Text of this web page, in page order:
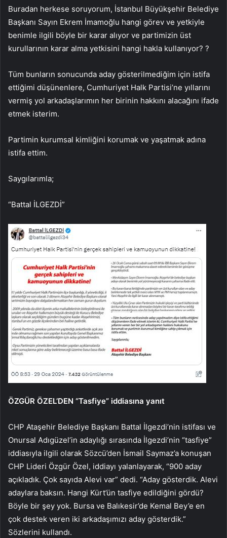
Buradan herkese soruyorum, İstanbul Büyükşehir Belediye
Başkanı Sayın Ekrem İmamoğlu hangi görev ve yetkiyle
benimle ilgili böyle bir karar alıyor ve partimizin üst
kurullarının karar alma yetkisini hangi hakla kullanıyor? ?
Tüm bunların sonucunda aday gösterilmediğim için istifa
ettiğimi düşünenlere, Cumhuriyet Halk Partisi’ne yıllarını
vermiş yol arkadaşlarımın her birinin hakkını alacağını ifade
etmek isterim.
Partimin kurumsal kimliğini korumak ve yaşatmak adına
istifa ettim.
Saygılarımla;
“Battal İLGEZDİ”
ÖZGÜR ÖZEL’DEN “Tasfiye” iddiasına yanıt
CHP Ataşehir Belediye Başkanı Battal İlgezdi’nin istifası ve
Onursal Adıgüzel’in adaylığı sırasında İlgezdi’nin “tasfiye”
iddiasıyla ilgili olarak Sözcü’den İsmail Saymaz’a konuşan
CHP Lideri Özgür Özel, iddiayı yalanlayarak, “900 aday
açıkladık. Çok sayıda Alevi var” dedi. “Aday gösterdik. Alevi
adaylara baksın. Hangi Kürt’ün tasfiye edildiğini gördü?
Böyle bir şey yok. Bursa ve Balıkesir’de Kemal Bey’e en
çok destek veren iki arkadaşımızı aday gösterdik.”
Sözlerini kullandı.